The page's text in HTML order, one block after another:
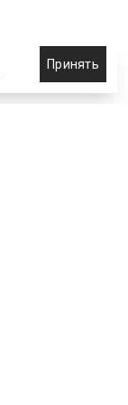
Принять